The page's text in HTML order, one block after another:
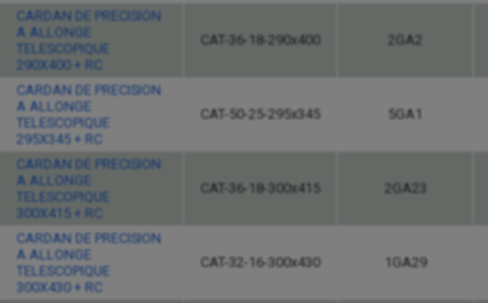
CARDAN DE PRECISION
A ALLONGE
TELESCOPIQUE
290X400 + RC
CAT-36-18-290x400 2GA2
CARDAN DE PRECISION
A ALLONGE
TELESCOPIQUE
295X345 + RC
CAT-50-25-295x345 5GA1
CARDAN DE PRECISION
A ALLONGE
TELESCOPIQUE
300X415 + RC
CAT-36-18-300x415 2GA23
CARDAN DE PRECISION
A ALLONGE
TELESCOPIQUE
300X430 + RC
CAT-32-16-300x430 1GA29